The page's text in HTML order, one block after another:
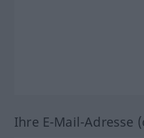
Ihre E-Mail-Adresse